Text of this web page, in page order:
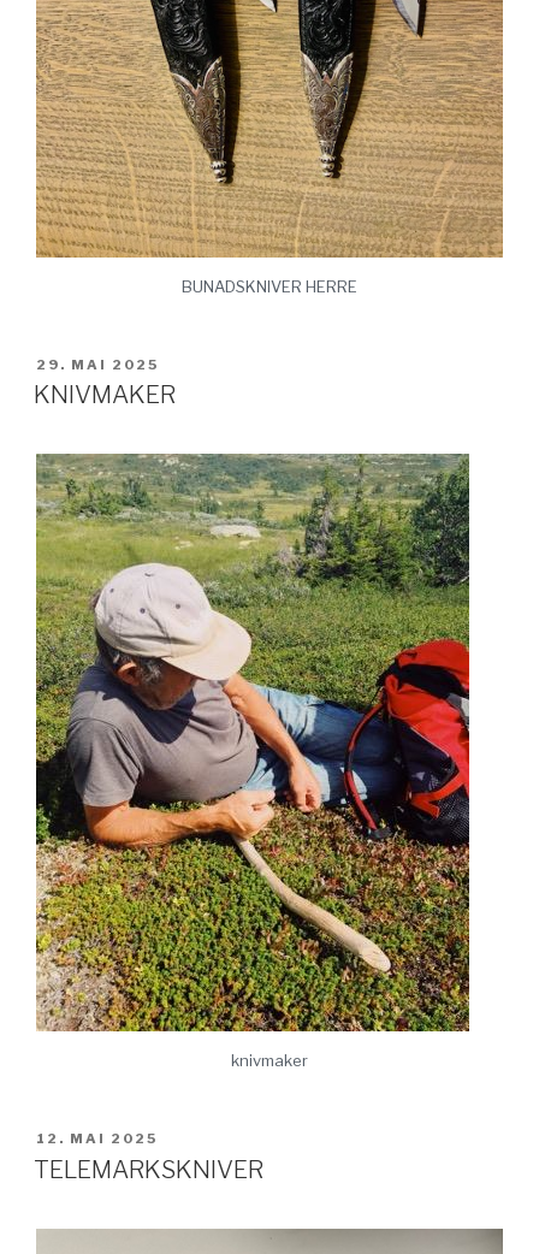
BUNADSKNIVER HERRE
PUBLISERT
29. MAI 2025
KNIVMAKER
knivmaker
PUBLISERT
12. MAI 2025
TELEMARKSKNIVER